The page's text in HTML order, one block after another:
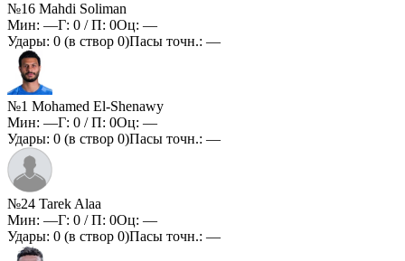
№16 Mahdi Soliman
Мин: —Г: 0 / П: 0Оц: —
Удары: 0 (в створ 0)Пасы точн.: —
№1 Mohamed El-Shenawy
Мин: —Г: 0 / П: 0Оц: —
Удары: 0 (в створ 0)Пасы точн.: —
№24 Tarek Alaa
Мин: —Г: 0 / П: 0Оц: —
Удары: 0 (в створ 0)Пасы точн.: —